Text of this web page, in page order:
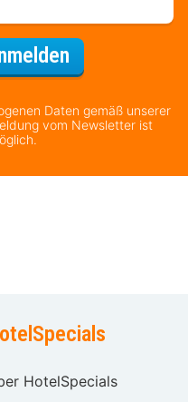
Für den
Daten gemäß unserer
vom Newsletter ist
HotelSpecials